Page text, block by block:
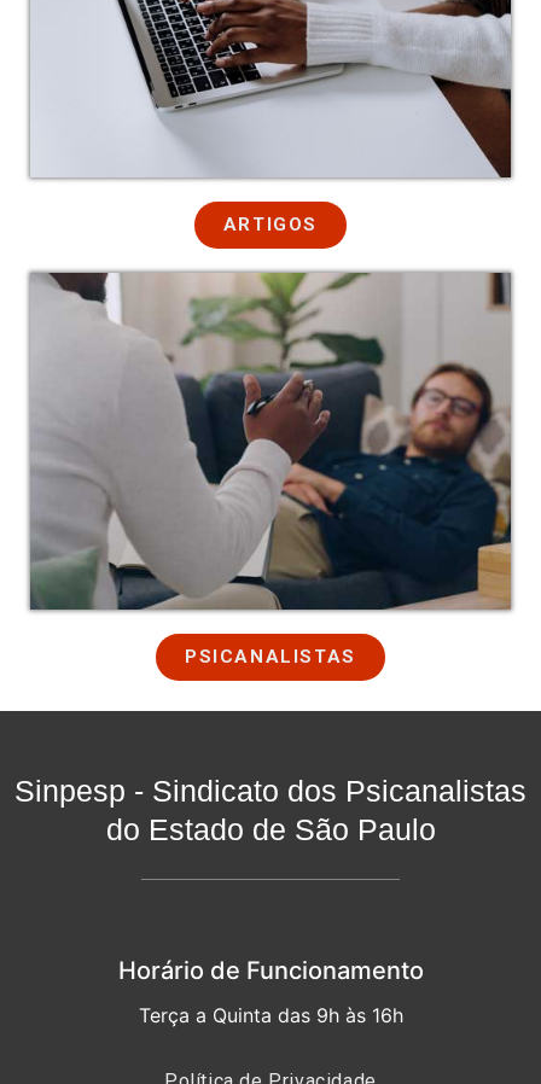
PSICANALISTAS
ARTIGOS
Sinpesp - Sindicato dos Psicanalistas
do Estado de São Paulo
Horário de Funcionamento
Terça a Quinta das 9h às 16h